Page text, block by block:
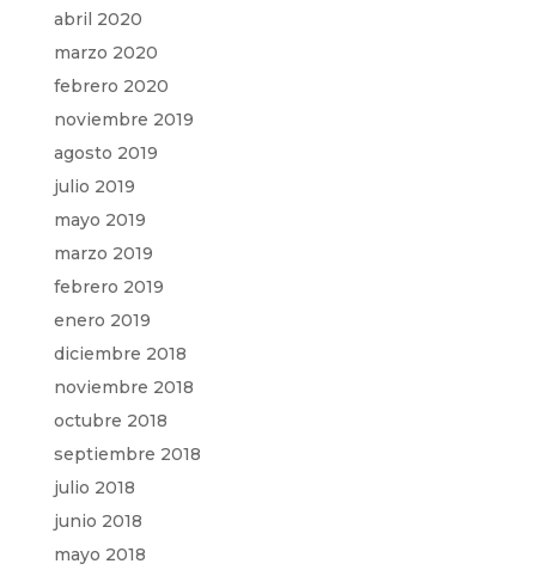
abril 2020
marzo 2020
febrero 2020
noviembre 2019
agosto 2019
julio 2019
mayo 2019
marzo 2019
febrero 2019
enero 2019
diciembre 2018
noviembre 2018
octubre 2018
septiembre 2018
julio 2018
junio 2018
mayo 2018